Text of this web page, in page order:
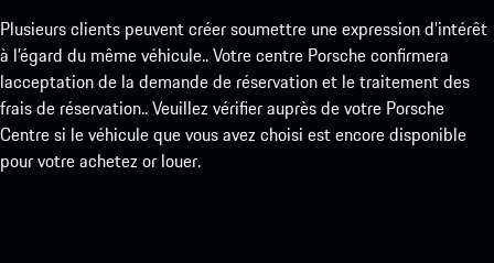
Plusieurs clients peuvent créer soumettre une expression d’intérêt
à l’égard du même véhicule.. Votre centre Porsche confirmera
lacceptation de la demande de réservation et le traitement des
frais de réservation.. Veuillez vérifier auprès de votre Porsche
Centre si le véhicule que vous avez choisi est encore disponible
pour votre achetez or louer.